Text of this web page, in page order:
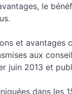
le
et avantages
aux
juin 2013 et
dans les